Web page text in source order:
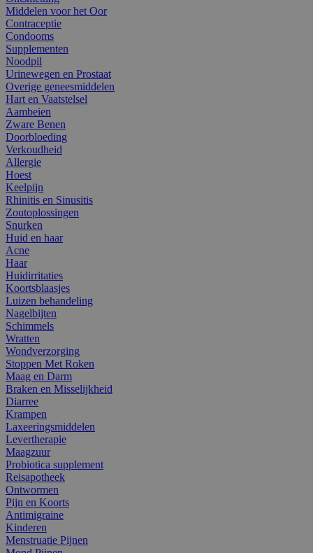
Middelen voor het Oor
Contraceptie
Condooms
Supplementen
Noodpil
Urinewegen en Prostaat
Overige geneesmiddelen
Hart en Vaatstelsel
Aambeien
Zware Benen
Doorbloeding
Verkoudheid
Allergie
Hoest
Keelpijn
Rhinitis en Sinusitis
Zoutoplossingen
Snurken
Huid en haar
Acne
Haar
Huidirritaties
Koortsblaasjes
Luizen behandeling
Nagelbijten
Schimmels
Wratten
Wondverzorging
Stoppen Met Roken
Maag en Darm
Braken en Misselijkheid
Diarree
Krampen
Laxeeringsmiddelen
Levertherapie
Maagzuur
Probiotica supplement
Reisapotheek
Ontwormen
Pijn en Koorts
Antimigraine
Kinderen
Menstruatie Pijnen